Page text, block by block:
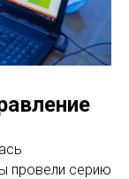
провели серию